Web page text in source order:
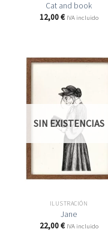
Cat and book
12,00€ IVA incluido
SIN EXISTENCIAS
ILUSTRACIÓN
Jane
22,00€ IVA incluido